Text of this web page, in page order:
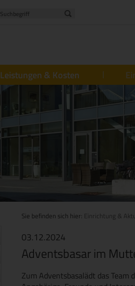
Leistungen & Kosten
Sie befinden sich hier: Einrichtung &
03.12.2024
Adventsbasar im
Zum Adventsbasalädt das Team